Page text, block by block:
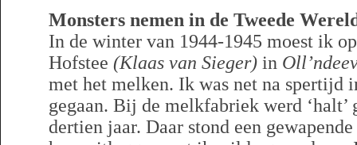
Monsters nemen in de Tweede
In de winter van 1944-1945 moest ik
Hofstee (Klaas van Sieger) in
met het melken. Ik was net na spertijd
gegaan. Bij de melkfabriek werd ‘halt’
dertien jaar. Daar stond een